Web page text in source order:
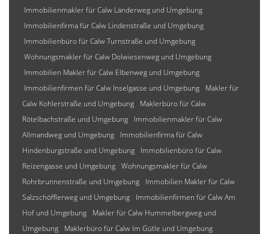
Immobilienmakler für Calw Länderweg und Umgebung
Immobilienfirma für Calw Lindenstraße und Umgebung
Immobilienbüro für Calw Turnstraße und Umgebung
Wohnungsmakler für Calw Dolwiesenweg und Umgebung
Immobilien Makler für Calw Elbenweg und Umgebung
Immobilienfirmen für Calw Inselgasse und Umgebung
Makler für
Calw Kohlerstraße und Umgebung
Maklerbüro für Calw
Rötelbachstraße und Umgebung
Immobilienmakler für Calw
Allmandweg und Umgebung
Immobilienfirma für Calw
Hindenburgstraße und Umgebung
Immobilienbüro für Calw
Reizengasse und Umgebung Wohnungsmakler für Calw
Rohrbrunnenstraße und Umgebung
Immobilien Makler für Calw
Salzschöfflerweg und Umgebung
Immobilienfirmen für Calw Am
Hof und Umgebung
Makler für Calw Hummelbergweg und
Umgebung
Maklerbüro für Calw Im Gütle und Umgebung